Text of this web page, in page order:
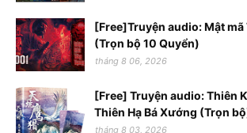
[Free]Truyện audio: Mật mã
(Trọn bộ 10 Quyển)
tháng 8 06, 2026
[Free] Truyện audio: Thiên
Thiên Hạ Bá Xướng (Trọn
tháng 8 03, 2026